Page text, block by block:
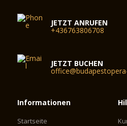
JETZT ANRUFEN
+436763806708
JETZT BUCHEN
Informationen
Startseite